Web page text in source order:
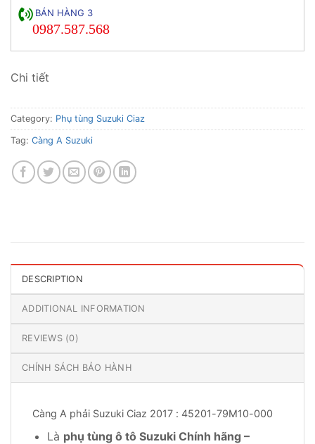
BÁN HÀNG 3
0987.587.568
Chi tiết
Category: Phụ tùng Suzuki Ciaz
Tag: Càng A Suzuki
DESCRIPTION
ADDITIONAL INFORMATION
REVIEWS (0)
CHÍNH SÁCH BẢO HÀNH
Càng A phải Suzuki Ciaz 2017 : 45201-79M10-000
Là phụ tùng ô tô Suzuki Chính hãng –